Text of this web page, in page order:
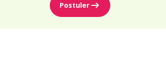
Postuler